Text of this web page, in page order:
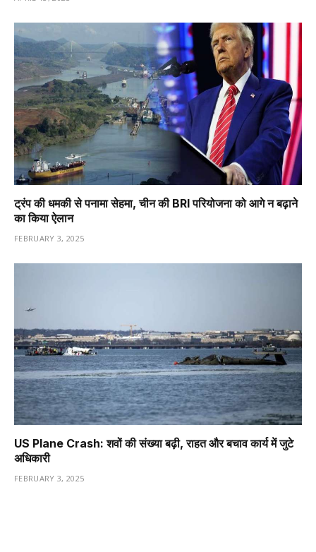
ट्रंप की धमकी से पनामा सेहमा, चीन की BRI परियोजना को आगे न बढ़ाने
का किया ऐलान
FEBRUARY 3, 2025
US Plane Crash: शवों की संख्या बढ़ी, राहत और बचाव कार्य में जुटे
अधिकारी
FEBRUARY 3, 2025